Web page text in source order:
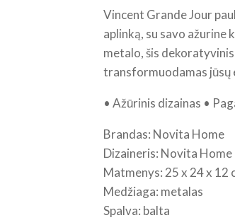
Grande
Jour
|
Vincent
Little
Vincent Grande Jour
aplinką, su savo
metalo, šis
transformuodamas jūsų
• Ažūrinis dizainas •
Brandas: Novita Home
Dizaineris: Novita Home
Matmenys: 25 x 24 x 12
Medžiaga: metalas
Spalva: balta